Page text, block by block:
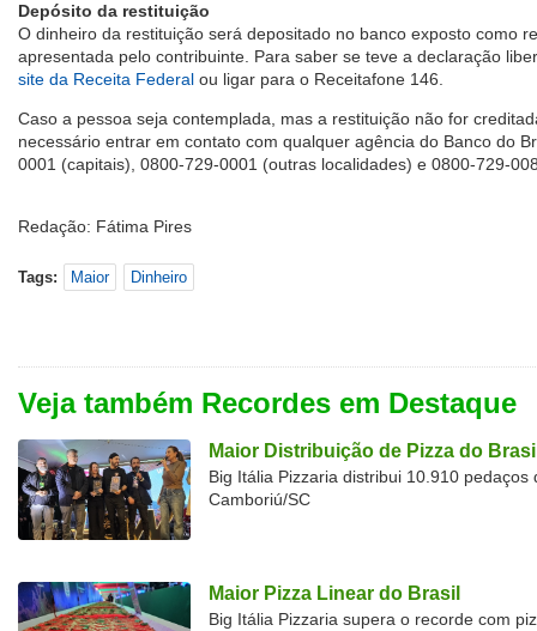
Depósito da restituição
O dinheiro da restituição será depositado no banco exposto como
apresentada pelo contribuinte. Para saber se teve a declaração
site da Receita Federal ou ligar para o Receitafone 146.
Caso a pessoa seja contemplada, mas a restituição não for
necessário entrar em contato com qualquer agência do Banco do
0001 (capitais), 0800-729-0001 (outras localidades) e 0800-729-
Redação: Fátima Pires
Tags: Maior Dinheiro
Veja também Recordes em Destaque
Maior Distribuição de Pizza do
Big Itália Pizzaria distribui 10.910 pedaços
Camboriú/SC
Maior Pizza Linear do Brasil
Big Itália Pizzaria supera o recorde com